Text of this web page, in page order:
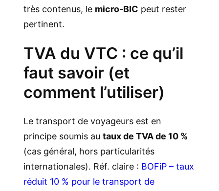
très contenus, le micro-BIC peut rester
pertinent.
TVA du VTC : ce qu’il
faut savoir (et
comment l’utiliser)
Le transport de voyageurs est en
principe soumis au taux de TVA de 10 %
(cas général, hors particularités
internationales). Réf. claire : BOFiP – taux
réduit 10 % pour le transport de